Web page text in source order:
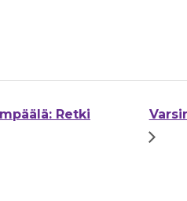
Retki